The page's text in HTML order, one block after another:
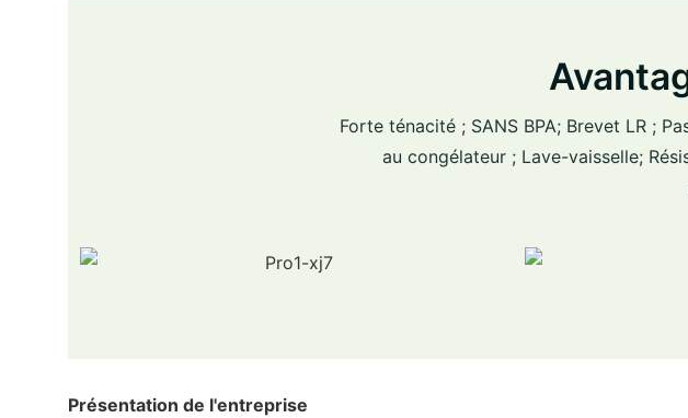
Forte ténacité ; SANS BPA; Brevet LR ;
au congélateur ; Lave-vaisselle;
Présentation de l'entreprise